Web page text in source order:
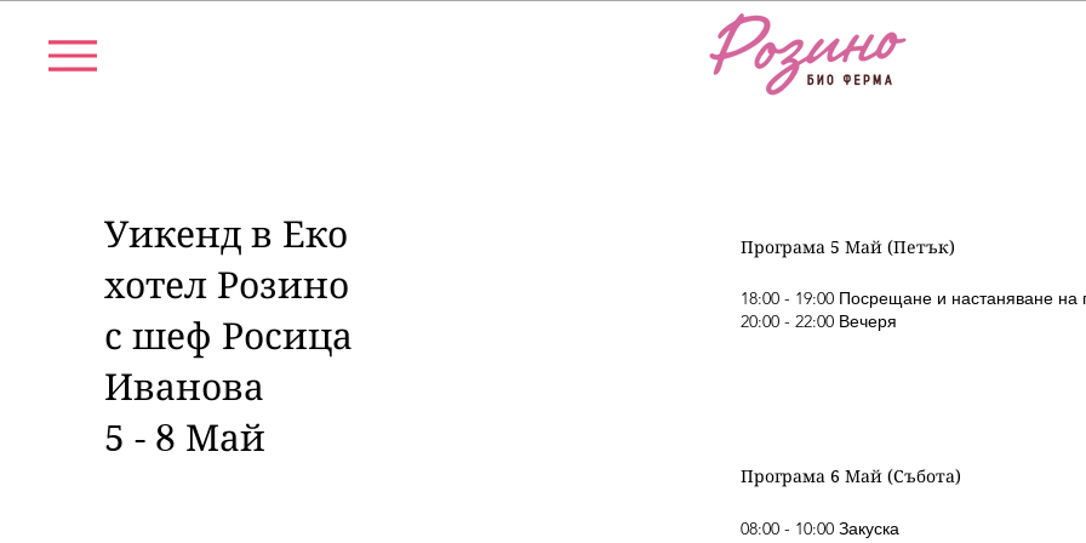
Уикенд в Еко
хотел Розино
с шеф Росица
Иванова
5 - 8 Май
Програма 5 Май (Петък)
18:00 - 19:00 Посрещане и настаняване на
20:00 - 22:00 Вечеря
Програма 6 Май (Събота)
08:00 - 10:00 Закуска